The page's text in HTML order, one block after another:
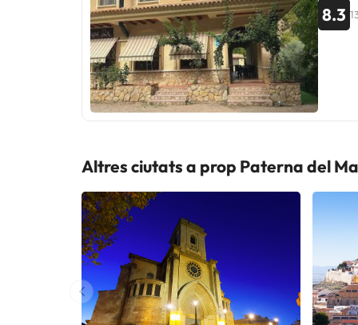
8.3
Altres ciutats a prop Paterna del